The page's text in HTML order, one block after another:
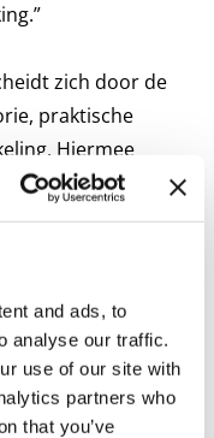
and ads, to
analyse our traffic.
use of our site with
partners who
that you’ve
zich door de
praktische
Hiermee
theorie en
toepassen in de
en Leadership &
aan de
meer dan 90
professionals in